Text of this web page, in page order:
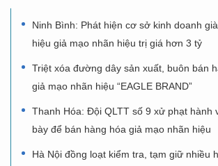
Ninh Bình: Phát hiện cơ sở kinh doanh
hiệu giả mạo nhãn hiệu trị giá hơn 3 tỷ
Triệt xóa đường dây sản xuất, buôn bán
giả mạo nhãn hiệu “EAGLE BRAND”
Thanh Hóa: Đội QLTT số 9 xử phạt hành
bày để bán hàng hóa giả mạo nhãn hiệu
Hà Nội đồng loạt kiểm tra, tạm giữ nhiều